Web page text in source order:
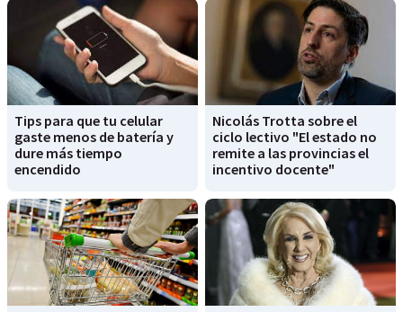
Tips para que tu celular
gaste menos de batería y
dure más tiempo
encendido
Nicolás Trotta sobre el
ciclo lectivo "El estado no
remite a las provincias el
incentivo docente"